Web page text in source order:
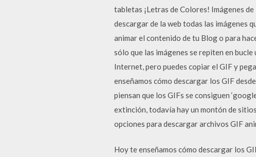
tabletas ¡Letras de Colores! Imágenes
descargar de la web todas las imágenes
animar el contenido de tu Blog o para
sólo que las imágenes se repiten en
Internet, pero puedes copiar el GIF y
enseñamos cómo descargar los GIF
piensan que los GIFs se consiguen
extinción, todavía hay un montón de
opciones para descargar archivos GIF
Hoy te enseñamos cómo descargar los